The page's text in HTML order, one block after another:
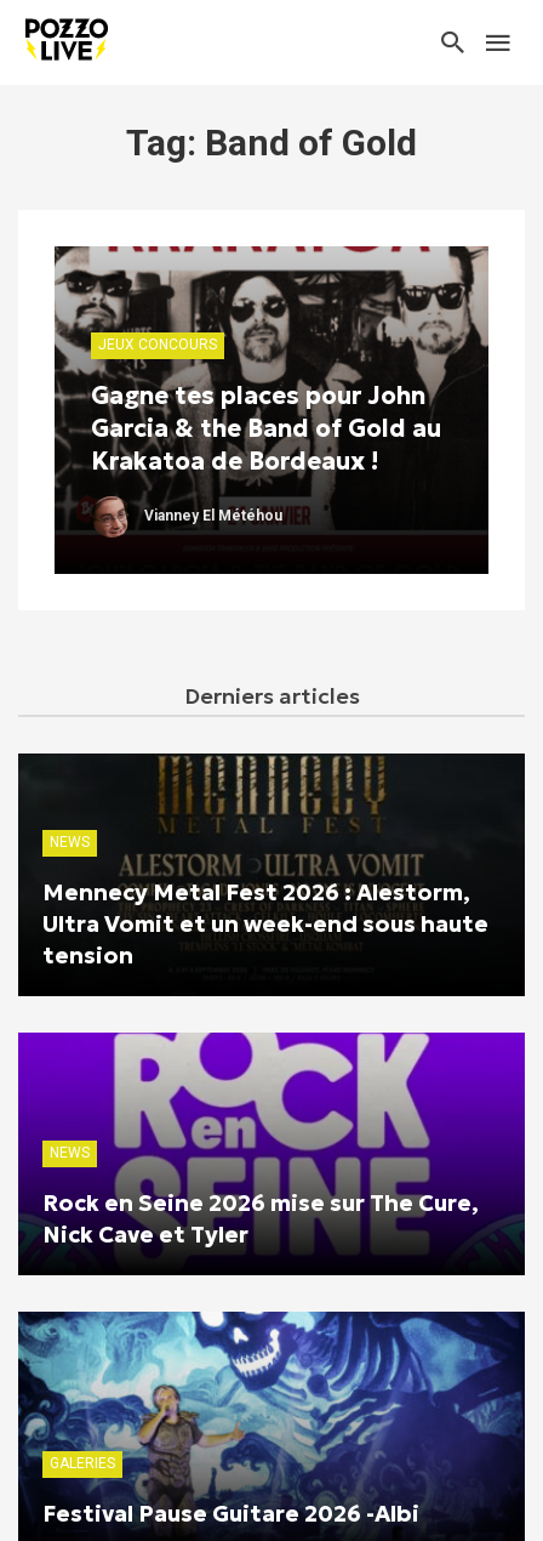
Tag: Band of Gold
JEUX CONCOURS
Gagne tes places pour John
Garcia & the Band of Gold au
Krakatoa de Bordeaux !
Vianney El Météhou
Derniers articles
NEWS
Mennecy Metal Fest 2026 : Alestorm,
Ultra Vomit et un week-end sous haute
tension
NEWS
Rock en Seine 2026 mise sur The Cure,
Nick Cave et Tyler
GALERIES
Festival Pause Guitare 2026 -Albi